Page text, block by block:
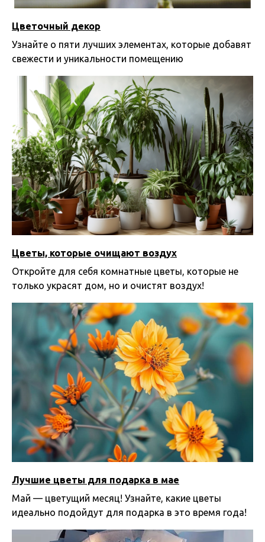
Цветочный декор
Узнайте о пяти лучших элементах, которые добавят
свежести и уникальности помещению
08.06.2025 09:28
Цветы, которые очищают воздух
Откройте для себя комнатные цветы, которые не
только украсят дом, но и очистят воздух!
29.05.2025 15:14
Лучшие цветы для подарка в мае
Май — цветущий месяц! Узнайте, какие цветы
идеально подойдут для подарка в это время года!
29.04.2025 17:26